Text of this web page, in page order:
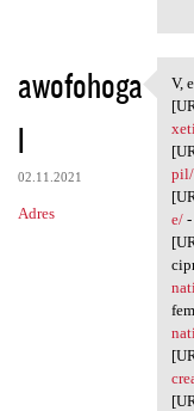
awofohoga
l
02.11.2021
Adres
V,
V,
pil/
e/-